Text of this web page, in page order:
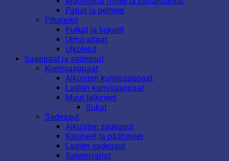
Patjat ja peitteet
Pihaleikit
Pulkat ja liukurit
Uima-altaat
Ulkolelut
Saappaat ja sadeasut
Kumisaappaat
Aikuisten kumisaappaat
Lasten kumisaappaat
Muut jalkineet
Sukat
Sadeasut
Aikuisten sadeasut
Käsineet ja päähineet
Lasten sadeasut
Sateenvarjot